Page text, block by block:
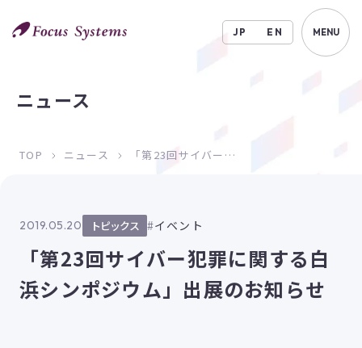
JP EN MENU
ニュース
TOP ニュース 「第23回サイバー犯罪に関する白浜シンポジウム」出展のお知らせ
2019.05.20 トピックス イベント
「第23回サイバー犯罪に関する白
浜シンポジウム」出展のお知らせ